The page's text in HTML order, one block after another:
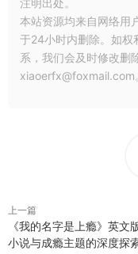
注明出处。
本站资源均来自网络用
于24小时内删除。如权
系，我们会及时修改删
xiaoerfx@foxmail.com
上一篇
《我的名字是上瘾》英文
小说与成瘾主题的深度探